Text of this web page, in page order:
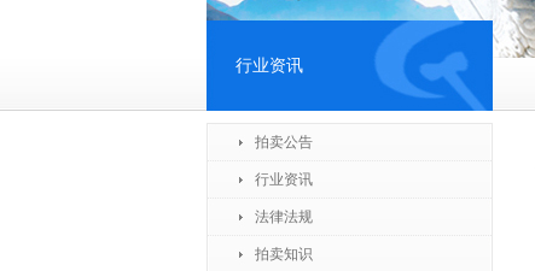
行业资讯
拍卖公告
行业资讯
法律法规
拍卖知识